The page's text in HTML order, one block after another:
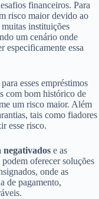
financeiros. Para
risco maior devido ao
instituições
um cenário onde
especificamente essa
esses empréstimos
com bom histórico de
um risco maior. Além
tais como fiadores
esse risco.
negativados e as
podem oferecer soluções
onde as
de pagamento,